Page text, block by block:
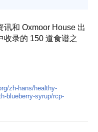
和 Oxmoor House 出
收录的 150 道食谱之
zh-hans/healthy-
blueberry-syrup/rcp-